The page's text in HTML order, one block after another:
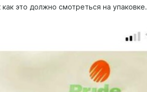
это должно смотреться на упаковке.